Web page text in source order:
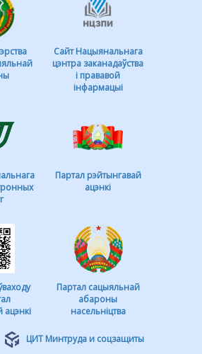
Сайт Нацыянальнага
цэнтра заканадаўства
і прававой
інфармацыі
Партал рэйтынгавай
ацэнкі
ацэнкі
Партал сацыяльнай
абароны
насельніцтва
ЦИТ Минтруда и соцзащиты